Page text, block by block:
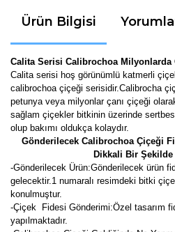
Ürün Bilgisi
Calita Serisi Calibrochoa Milyonlarda
Calita serisi hoş görünümlü katmerli
calibrochoa çiçeği serisidir.Calibrocha
petunya veya milyonlar çanı çiçeği
sağlam çiçekler bitkinin üzerinde
olup bakımı oldukça kolaydır.
Gönderilecek Calibrochoa Çiçeği
Dikkali Bir
-Gönderilecek Ürün:Gönderilecek ürün
gelecektir. 1 numaralı resimdeki bitki
konulmuştur.
-Çiçek Fidesi Gönderimi:Özel tasarım
yapılmaktadır.